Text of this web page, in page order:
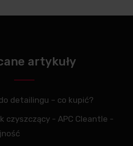
artykuły
detailingu – co kupić?
czyszczący - APC Cleantle -